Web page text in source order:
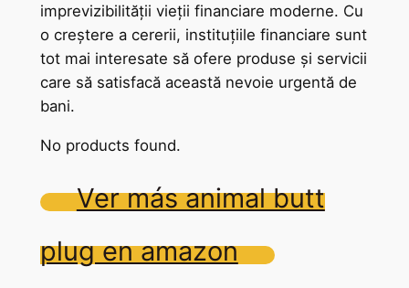
imprevizibilității vieții financiare moderne. Cu
o creștere a cererii, instituțiile financiare sunt
tot mai interesate să ofere produse și servicii
care să satisfacă această nevoie urgentă de
bani.
No products found.
Ver más animal butt
plug en amazon